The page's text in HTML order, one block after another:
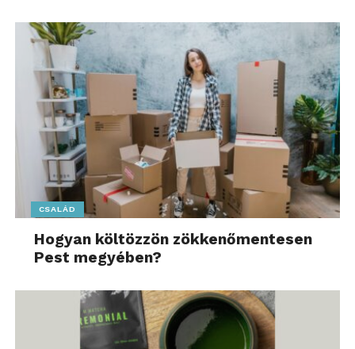
CSALÁD
Hogyan költözzön zökkenőmentesen
Pest megyében?